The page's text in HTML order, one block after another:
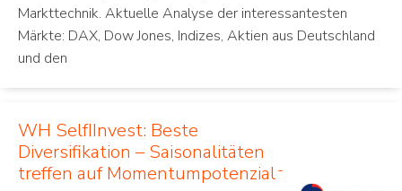
Markttechnik. Aktuelle Analyse der interessantesten
Märkte: DAX, Dow Jones, Indizes, Aktien aus Deutschland
und den
WH SelfIInvest: Beste
Diversifikation – Saisonalitäten
treffen auf Momentumpotenziale